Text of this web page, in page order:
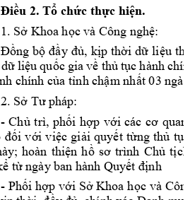
Điều 2. Tổ chức thực hiện.
1. Sở Khoa học và Công nghệ:
Đồng bộ đầy đủ, kịp thời dữ liệu thủ
dữ liệu quốc gia về thủ tục hành
chính của tỉnh chậm nhất 03 ngày
2. Sở Tư pháp:
- Chủ trì, phối hợp với các cơ quan
đối với việc giải quyết từng thủ tục
hoàn thiện hồ sơ trình Chủ tịch
từ ngày ban hành Quyết định
- Phối hợp với Sở Khoa học và